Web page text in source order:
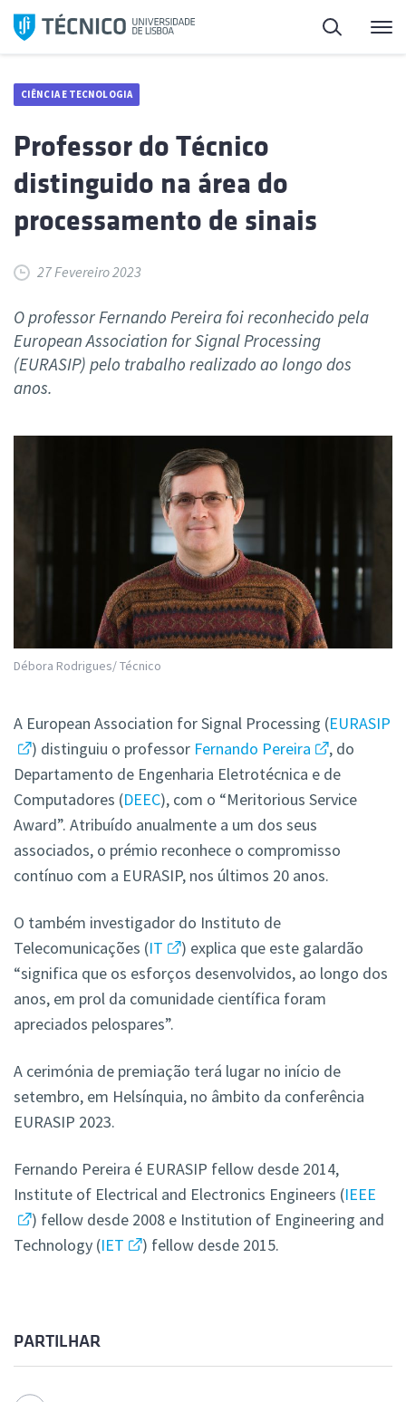
Saltar
para
Pesquisa
CIÊNCIA E TECNOLOGIA
Professor do Técnico
distinguido na área do
processamento de sinais
27 Fevereiro 2023
O professor Fernando Pereira foi reconhecido pela
European Association for Signal Processing
(EURASIP) pelo trabalho realizado ao longo dos
anos.
Débora Rodrigues/ Técnico
A European Association for Signal Processing (EURASIP
) distinguiu o professor Fernando Pereira
, do
Departamento de Engenharia Eletrotécnica e de
Computadores (DEEC), com o “Meritorious Service
Award”. Atribuído anualmente a um dos seus
associados, o prémio reconhece o compromisso
contínuo com a EURASIP, nos últimos 20 anos.
O também investigador do Instituto de
Telecomunicações (IT
) explica que este galardão
“significa que os esforços desenvolvidos, ao longo dos
anos, em prol da comunidade científica foram
apreciados pelospares”.
A cerimónia de premiação terá lugar no início de
setembro, em Helsínquia, no âmbito da conferência
EURASIP 2023.
Fernando Pereira é EURASIP fellow desde 2014,
Institute of Electrical and Electronics Engineers (IEEE
) fellow desde 2008 e Institution of Engineering and
Technology (IET ) fellow desde 2015.
PARTILHAR